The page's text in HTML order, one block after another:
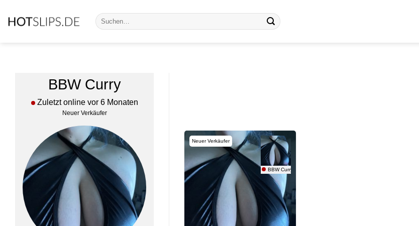
Inhalt
Suche
nach:
BBW Curry
Zuletzt online vor 6 Monaten
Neuer Verkäufer
Neuer Verkäufer
BBW Curry